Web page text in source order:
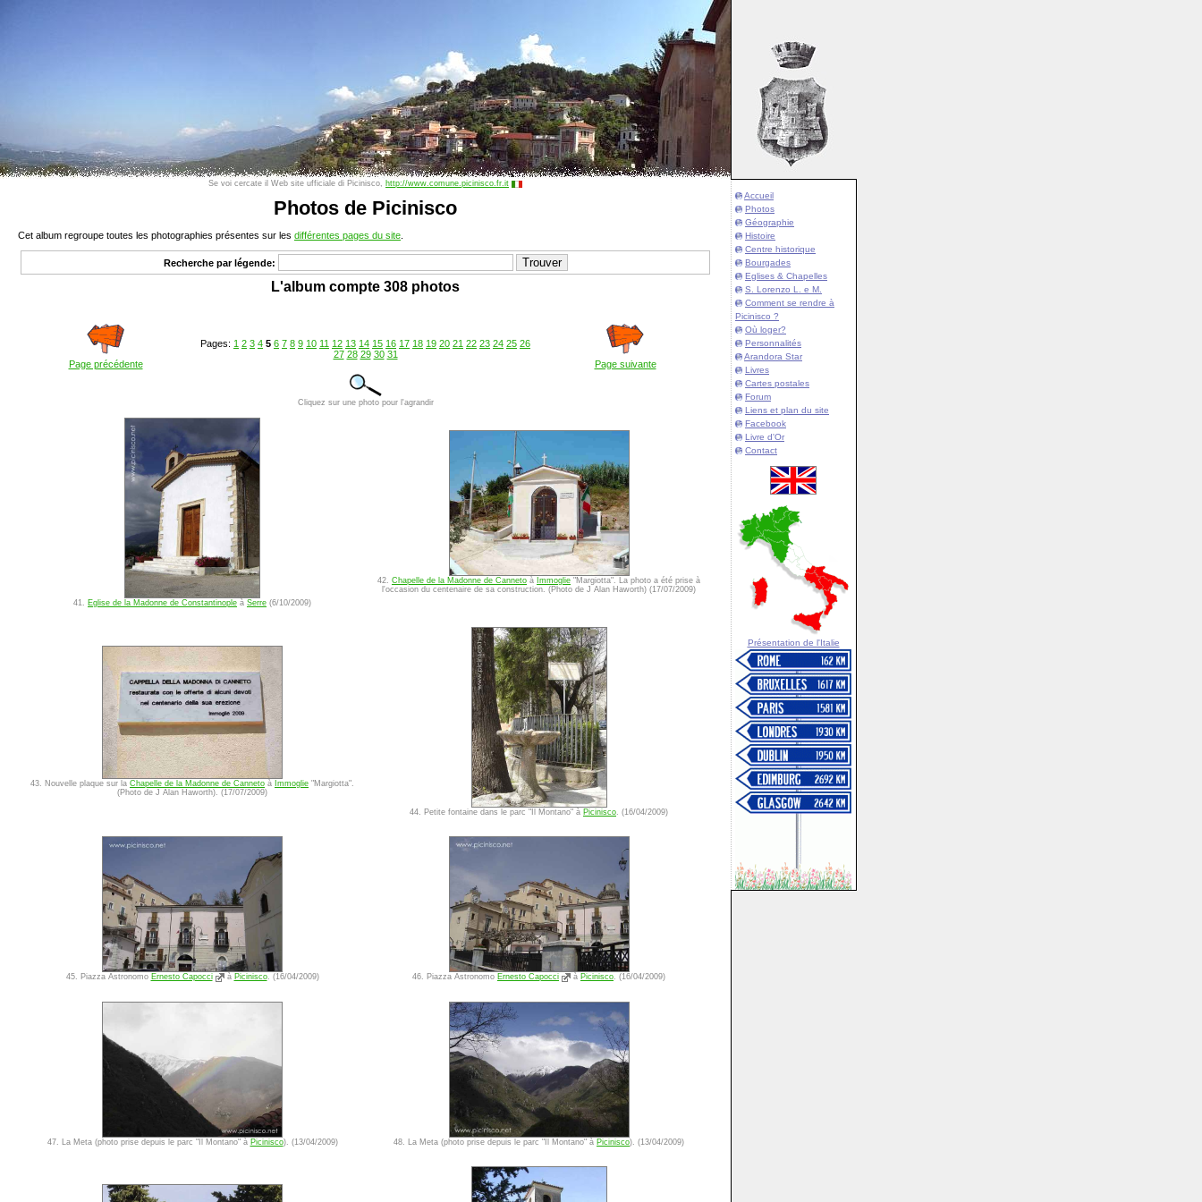
Accueil
Photos
Géographie
Histoire
Centre historique
Bourgades
Eglises & Chapelles
S. Lorenzo L. e M.
Comment se rendre à
Picinisco ?
Où loger?
Personnalités
Arandora Star
Livres
Cartes postales
Forum
Liens et plan du site
Facebook
Livre d'Or
Contact
Présentation de l'Italie
Se voi cercate il Web site ufficiale di Picinisco, http://www.comune.picinisco.fr.it
Photos de Picinisco
Cet album regroupe toutes les photographies présentes sur les différentes pages du site
Recherche par légende:
L'album compte 308 photos
Page précédente
Pages: 1 2 3 4 5 6 7 8 9 10 11 12 13 14 15 16 17 18 19 20 21 22 23 24 25 26
27 28 29 30 31
Page suivante
Cliquez sur une photo pour l'agrandir
41. Eglise de la Madonne de Constantinople à Serre (6/10/2009)
42. Chapelle de la Madonne de Canneto à Immoglie "Margiotta". La photo a été prise à
l'occasion du centenaire de sa construction. (Photo de J Alan Haworth) (17/07/2009)
43. Nouvelle plaque sur la Chapelle de la Madonne de Canneto à Immoglie "Margiotta".
(Photo de J Alan Haworth). (17/07/2009)
44. Petite fontaine dans le parc "Il Montano" à Picinisco. (16/04/2009)
45. Piazza Astronomo Ernesto Capocci à Picinisco. (16/04/2009) 46. Piazza Astronomo Ernesto Capocci à Picinisco. (16/04/2009)
47. La Meta (photo prise depuis le parc "Il Montano" à Picinisco). (13/04/2009) 48. La Meta (photo prise depuis le parc "Il Montano" à Picinisco). (13/04/2009)